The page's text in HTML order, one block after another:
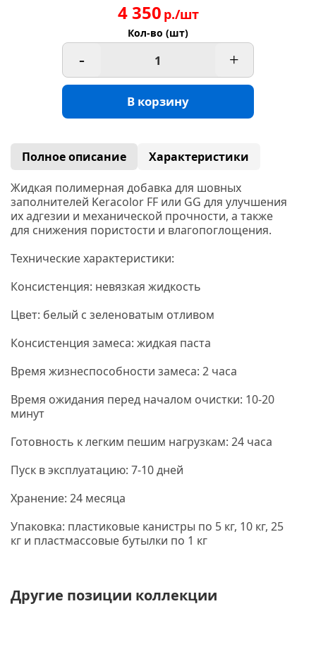
4 350 р./шт
Кол-во (шт)
- +
В корзину
Полное описание
Характеристики
Жидкая полимерная добавка для шовных
заполнителей Keracolor FF или GG для улучшения
их адгезии и механической прочности, а также
для снижения пористости и влагопоглощения.
Технические характеристики:
Консистенция: невязкая жидкость
Цвет: белый с зеленоватым отливом
Консистенция замеса: жидкая паста
Время жизнеспособности замеса: 2 часа
Время ожидания перед началом очистки: 10-20
минут
Готовность к легким пешим нагрузкам: 24 часа
Пуск в эксплуатацию: 7-10 дней
Хранение: 24 месяца
Упаковка: пластиковые канистры по 5 кг, 10 кг, 25
кг и пластмассовые бутылки по 1 кг
Другие позиции коллекции